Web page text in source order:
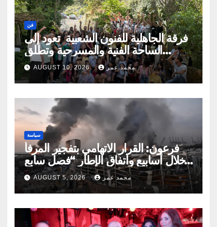
فن
فرقة الجاهلية للفنون الشعبية تعود إلى
الساحة الفنية والمسرحية وتطلق
مهرجان صيف الجاهلية 2026 الجاهلية-
الشوف-لبنان
AUGUST 10, 2026 محمد عمر
سياسة
فرعون: القرار الاتهامي بتفجير المرفأ
خلال أسابيع واتفاق الإطار “فصل سابع
ونصف”
AUGUST 5, 2026 محمد عمر